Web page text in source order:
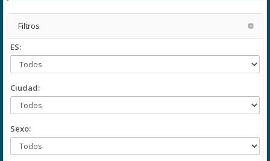
Filtros
ES:
Ciudad:
Sexo: